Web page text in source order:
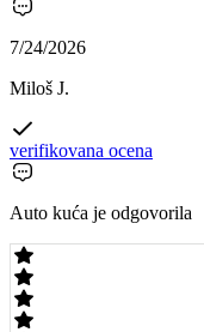
7/24/2026
Miloš J.
verifikovana ocena
Auto kuća je odgovorila